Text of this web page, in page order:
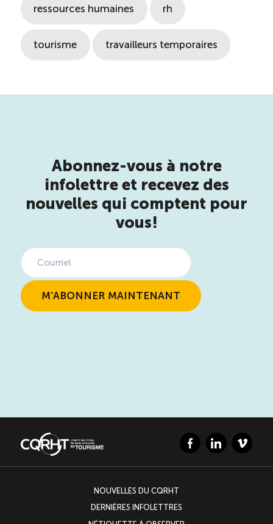
ressources humaines rh
tourisme travailleurs temporaires
Abonnez-vous à notre
infolettre et recevez des
nouvelles qui comptent pour
vous!
FacebookLinkedInVimeo
NOUVELLES DU CQRHT
DERNIÈRES INFOLETTRES